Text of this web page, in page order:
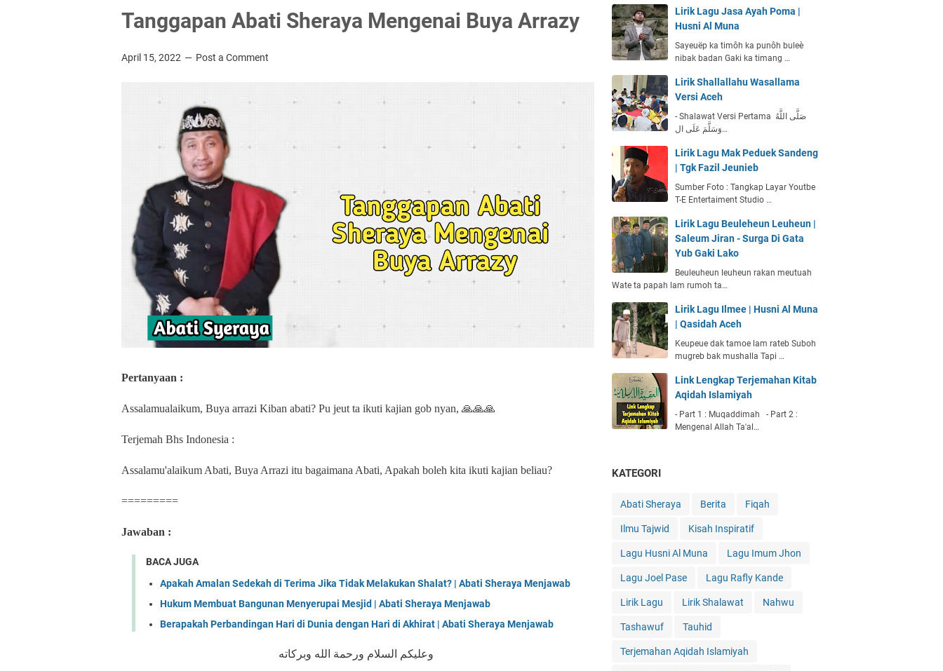
Tanggapan Abati Sheraya Mengenai Buya Arrazy
April 15, 2022 Post a Comment
Pertanyaan :
Assalamualaikum, Buya arrazi Kiban abati? Pu jeut ta ikuti kajian gob nyan, 🙏🙏🙏
Terjemah Bhs Indonesia :
Assalamu'alaikum Abati, Buya Arrazi itu bagaimana Abati, Apakah boleh kita ikuti kajian beliau?
=========
Jawaban :
BACA JUGA
Apakah Amalan Sedekah di Terima Jika Tidak Melakukan Shalat? | Abati Sheraya Menjawab
Hukum Membuat Bangunan Menyerupai Mesjid | Abati Sheraya Menjawab
Berapakah Perbandingan Hari di Dunia dengan Hari di Akhirat | Abati Sheraya Menjawab
Lirik Lagu Jasa Ayah Poma |
Husni Al Muna
Sayeuëp ka timôh ka punôh buleè
nibak badan Gaki ka timang …
Lirik Shallallahu Wasallama
Versi Aceh
- Shalawat Versi Pertama صَلَّى اللَّهُ
وَسَلَّمَ عَلَى ال…
Lirik Lagu Mak Peduek Sandeng
| Tgk Fazil Jeunieb
Sumber Foto : Tangkap Layar Youtbe
T-E Entertaiment Studio …
Lirik Lagu Beuleheun Leuheun |
Saleum Jiran - Surga Di Gata
Yub Gaki Lako
Beuleuheun leuheun rakan meutuah
Wate ta papah lam rumoh ta…
Lirik Lagu Ilmee | Husni Al Muna
| Qasidah Aceh
Keupeue dak tamoe lam rateb Suboh
mugreb bak mushalla Tapi …
Link Lengkap Terjemahan Kitab
Aqidah Islamiyah
- Part 1 : Muqaddimah - Part 2 :
Mengenal Allah Ta'al…
KATEGORI
Abati Sheraya Berita Fiqah
Ilmu Tajwid Kisah Inspiratif
Lagu Husni Al Muna Lagu Imum Jhon
Lagu Joel Pase Lagu Rafly Kande
Lirik Lagu Lirik Shalawat Nahwu
Tashawuf Tauhid
Terjemahan Aqidah Islamiyah